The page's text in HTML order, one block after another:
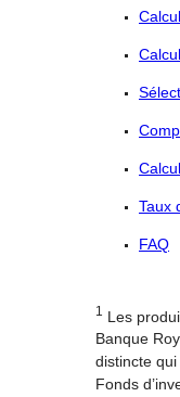
Taux
FAQ
1
Les
Banque
distincte
Fonds